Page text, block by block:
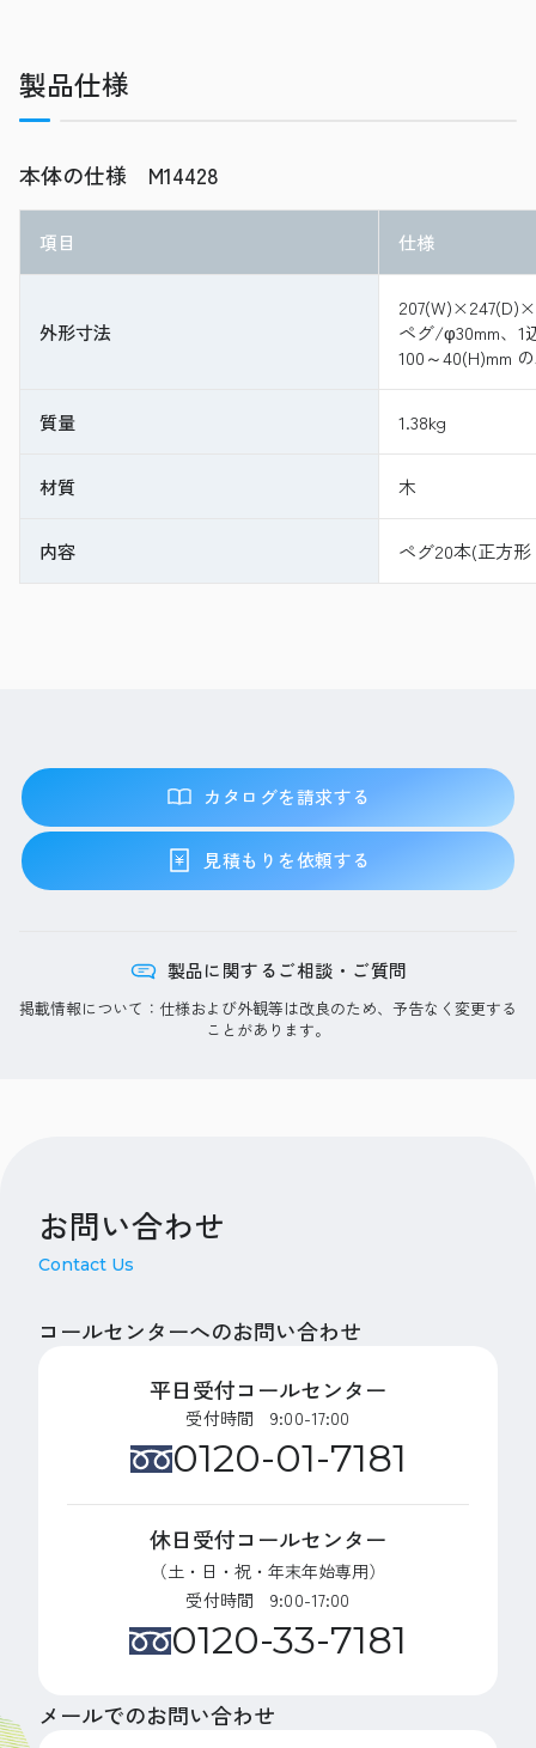
製品仕様
本体の仕様 M14428
項目 仕様
外形寸法
ペグ/φ30mm、1
100～40(H)mm
質量 1.38kg
材質 木
内容 ペグ20本(正方
カタログを請求する
見積もりを依頼する
製品に関するご相談・ご質問
掲載情報について：仕様および外観等は改良のため、予告なく変更する
ことがあります。
お問い合わせ
Contact Us
コールセンターへのお問い合わせ
平日受付コールセンター
受付時間 9:00-17:00
0120-01-7181
休日受付コールセンター
（土・日・祝・年末年始専用）
受付時間 9:00-17:00
0120-33-7181
メールでのお問い合わせ